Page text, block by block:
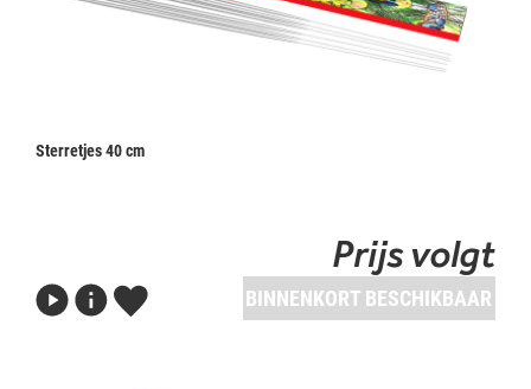
Sterretjes 40 cm
Prijs volgt
BINNENKORT BESCHIKBAAR